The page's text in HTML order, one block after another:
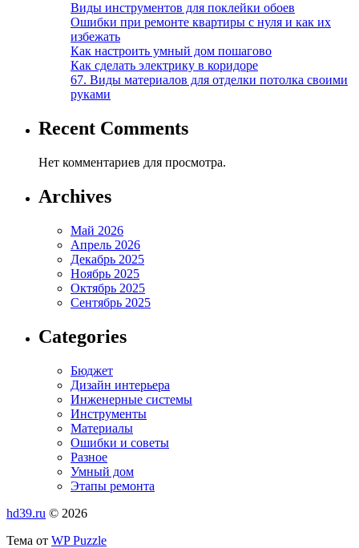
Виды инструментов для поклейки обоев
Ошибки при ремонте квартиры с нуля и как их
избежать
Как настроить умный дом пошагово
Как сделать электрику в коридоре
67. Виды материалов для отделки потолка своими
руками
Recent Comments
Нет комментариев для просмотра.
Archives
Май 2026
Апрель 2026
Декабрь 2025
Ноябрь 2025
Октябрь 2025
Сентябрь 2025
Categories
Бюджет
Дизайн интерьера
Инженерные системы
Инструменты
Материалы
Ошибки и советы
Разное
Умный дом
Этапы ремонта
hd39.ru © 2026
Тема от WP Puzzle